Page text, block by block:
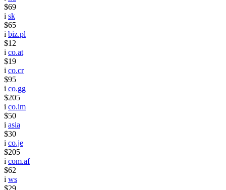
$69
i sk
$65
i biz.pl
$12
i co.at
$19
i co.cr
$95
i co.gg
$205
i co.im
$50
i asia
$30
i co.je
$205
i com.af
$62
i ws